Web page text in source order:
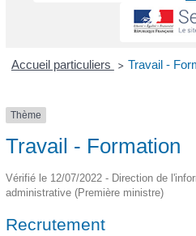
Accueil particuliers > Travail -
Thème
Travail - Formation
Vérifié le 12/07/2022 - Direction de
administrative (Première ministre)
Recrutement